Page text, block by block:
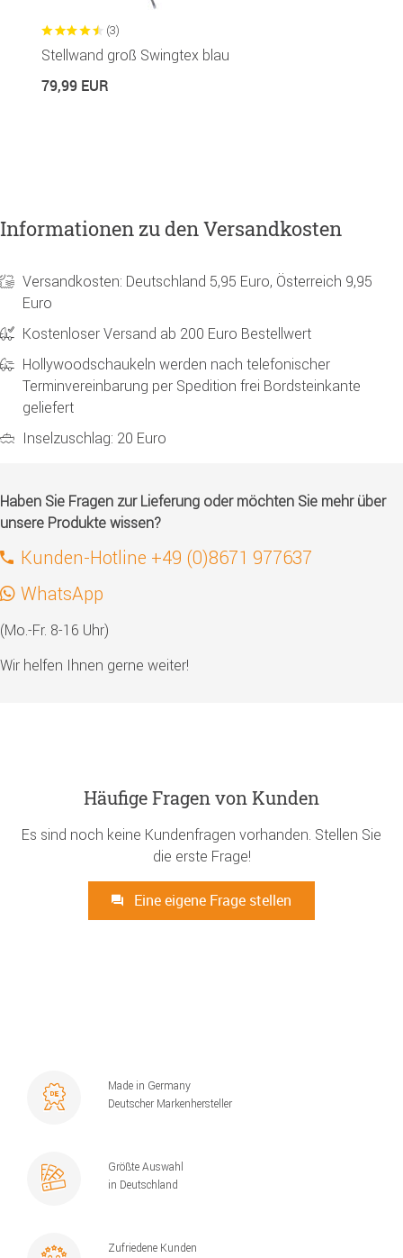
(3)
Stellwand groß Swingtex blau
79,99 EUR
Informationen zu den Versandkosten
Versandkosten: Deutschland 5,95 Euro, Österreich 9,95
Euro
Kostenloser Versand ab 200 Euro Bestellwert
Hollywoodschaukeln werden nach telefonischer
Terminvereinbarung per Spedition frei Bordsteinkante
geliefert
Inselzuschlag: 20 Euro
Haben Sie Fragen zur Lieferung oder möchten Sie mehr über
unsere Produkte wissen?
Kunden-Hotline +49 (0)8671 977637
WhatsApp
(Mo.-Fr. 8-16 Uhr)
Wir helfen Ihnen gerne weiter!
Häufige Fragen von Kunden
Es sind noch keine Kundenfragen vorhanden. Stellen Sie
die erste Frage!
Eine eigene Frage stellen
Made in Germany
Deutscher Markenhersteller
Größte Auswahl
in Deutschland
Zufriedene Kunden